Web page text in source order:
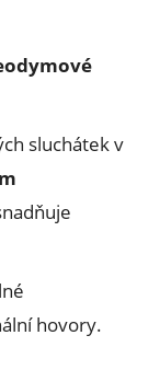
sluchátek v
hovory.